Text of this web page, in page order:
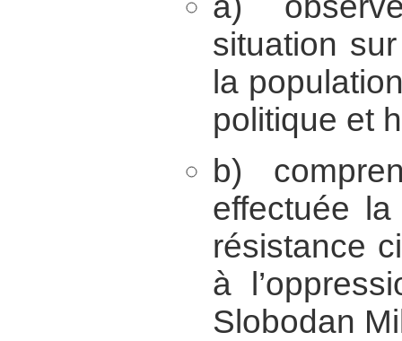
situation
la
politique et
b)
effectuée
résistance
à
Slobodan